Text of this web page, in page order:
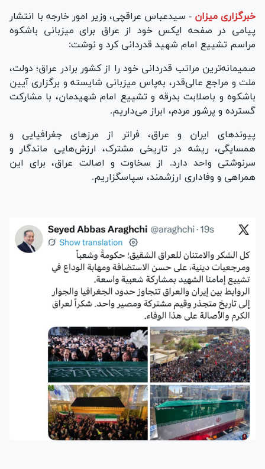
خبرگزاری میزان - سیدعباس عراقچی، وزیر امور خارجه با انتشار
پیامی در صفحه ایکس خود از عراق برای میزبانی باشکوه
مراسم تشییع امام شهید قدردانی کرد و نوشت:
صمیمانه‌ترین مراتب قدردانی خود را از کشور برادر عراق؛ دولت،
ملت و مراجع عالی‌قدر، به‌پاس میزبانی شایسته و برگزاری آیین
باشکوه و باصلابت بدرقه و تشییع امام شهیدمان، با مشارکت
گسترده و پرشور مردم، ابراز می‌داریم.
پیوند‌های ایران و عراق، فراتر از مرز‌های جغرافیایی و
همسایگی، ریشه در تاریخی مشترک، ارزش‌هایی ماندگار و
سرنوشتی واحد دارد. از سخاوت و اصالت عراق، برای این
همراهی و وفاداری ارزشمند، سپاسگزاریم.